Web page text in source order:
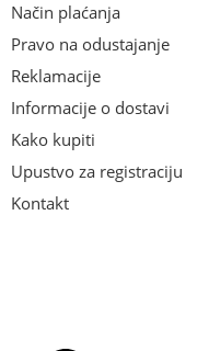
Način plaćanja
Pravo na odustajanje
Reklamacije
Informacije o dostavi
Kako kupiti
Upustvo za registraciju
Kontakt